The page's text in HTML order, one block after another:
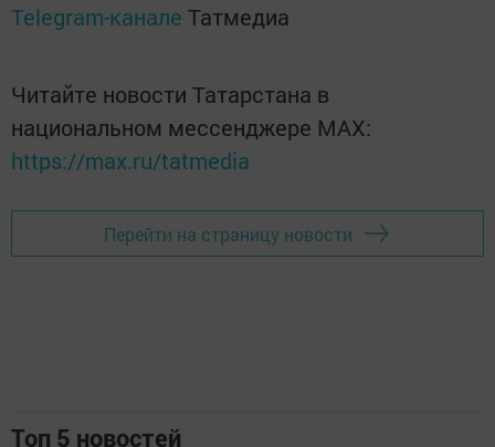
Telegram-канале Татмедиа
Читайте новости Татарстана в
национальном мессенджере MАХ:
https://max.ru/tatmedia
Перейти на страницу новости
Топ 5 новостей